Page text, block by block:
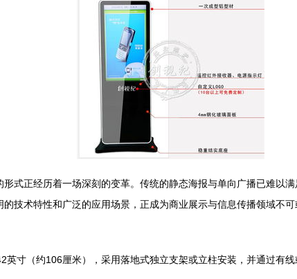
式正经历着一场深刻的变革。传统的静态海报与单向广播已难以
技术特性和广泛的应用场景，正成为商业展示与信息传播领域不可
英寸（约106厘米），采用落地式独立支架或立柱安装，并通过有